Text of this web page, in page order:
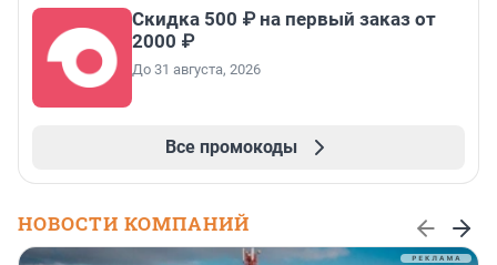
Скидка 500 ₽ на первый заказ от
2000 ₽
До 31 августа, 2026
Все промокоды
НОВОСТИ КОМПАНИЙ